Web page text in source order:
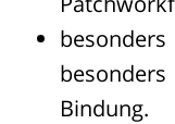
Bindung.